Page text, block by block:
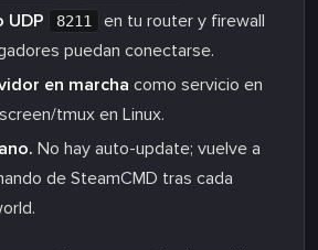
UDP
8211
en tu router y firewall
puedan conectarse.
en marcha como servicio en
tmux en Linux.
No hay auto-update; vuelve a
de SteamCMD tras cada